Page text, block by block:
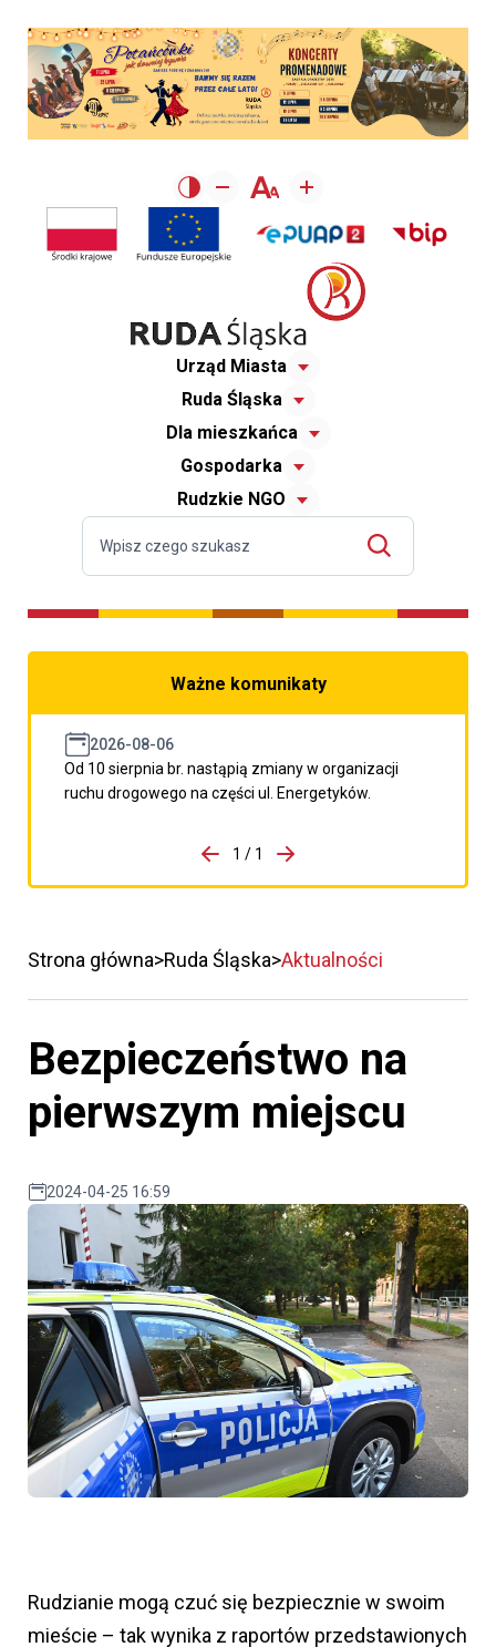
Urząd Miasta
Ruda Śląska
Dla mieszkańca
Gospodarka
Rudzkie NGO
Ważne komunikaty
2026-08-06
Od 10 sierpnia br. nastąpią zmiany w organizacji
ruchu drogowego na części ul. Energetyków.
porzpedniego komunikatu
1 / 1
Przejdź do następnego
Strona główna Ruda Śląska Aktualności
Bezpieczeństwo na
pierwszym miejscu
2024-04-25 16:59
Rudzianie mogą czuć się bezpiecznie w swoim
mieście – tak wynika z raportów przedstawionych